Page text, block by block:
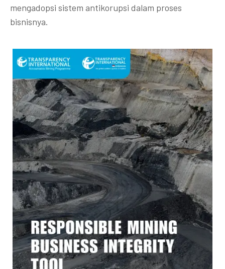
mengadopsi sistem antikorupsi dalam proses
bisnisnya.